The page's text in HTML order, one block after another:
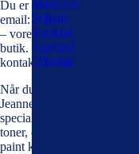
Maskiner
Stillads
Værktøj
Koskind
Tilbehør
Du er velkommen til at
email:
– vores faguddannede
butik. Er der et produkt du
kontakter os!
Når du køber Jeanne
Jeanne d’Arc Vintage
specialudviklede farver. Du
toner, og charmerende
paint kalkmaling til et hit i